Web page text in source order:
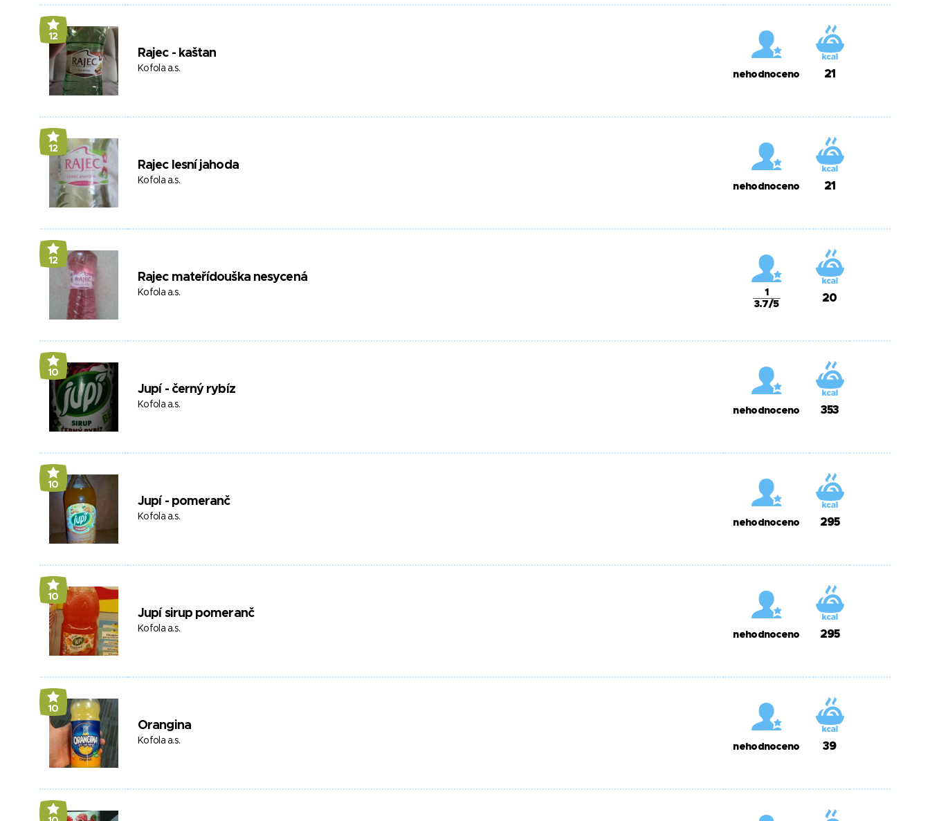
12
Rajec - kaštan
Kofola a.s.
nehodnoceno 21
12
Rajec lesní jahoda
Kofola a.s.
nehodnoceno 21
12
Rajec mateřídouška nesycená
Kofola a.s.
1
3.7/5
20
10
Jupí - černý rybíz
Kofola a.s.
nehodnoceno 353
10
Jupí - pomeranč
Kofola a.s.
nehodnoceno 295
10
Jupí sirup pomeranč
Kofola a.s.
nehodnoceno 295
10
Orangina
Kofola a.s.
nehodnoceno 39